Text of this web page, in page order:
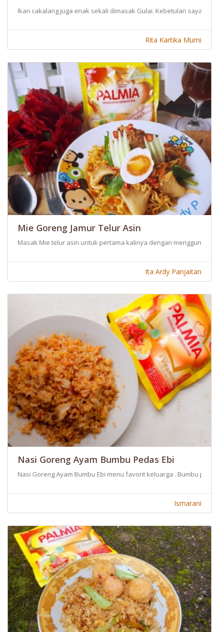
Ikan cakalang juga enak sekali dimasak Gulai. Kebetulan saya
Rita Kartika Murni
Mie Goreng Jamur Telur Asin
Masak Mie telur asin untuk pertama kalinya dengan
Ita Ardy Panjaitan
Nasi Goreng Ayam Bumbu Pedas Ebi
Nasi Goreng Ayam Bumbu Ebi menu favorit keluarga . Bumbu
Ismarani